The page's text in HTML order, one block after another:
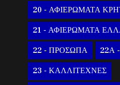
20 - ΑΦΙΕΡΩΜΑΤΑ
21 - ΑΦΙΕΡΩΜΑΤΑ
22 - ΠΡΟΣΩΠΑ 22Α
23 - ΚΑΛΛΙΤΕΧΝΕΣ